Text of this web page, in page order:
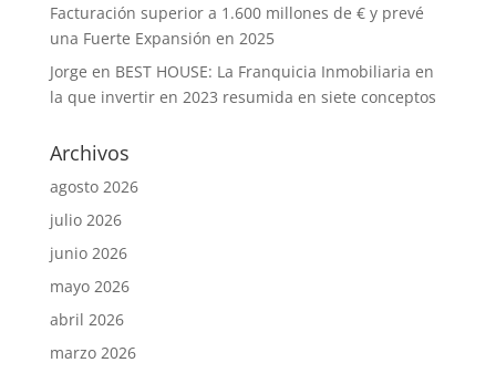
Facturación superior a 1.600 millones de € y prevé
una Fuerte Expansión en 2025
Jorge en BEST HOUSE: La Franquicia Inmobiliaria en
la que invertir en 2023 resumida en siete conceptos
Archivos
agosto 2026
julio 2026
junio 2026
mayo 2026
abril 2026
marzo 2026